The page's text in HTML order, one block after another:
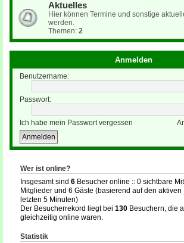
Aktuelles
Hier können Termine und sonstige
werden.
Themen: 2
Anmelden
Benutzername:
Passwort:
Ich habe mein Passwort vergessen
Wer ist online?
Insgesamt sind 6 Besucher online :: 0 sichtbare
Mitglieder und 6 Gäste (basierend auf den
letzten 5 Minuten)
Der Besucherrekord liegt bei 130 Besuchern, die
gleichzeitig online waren.
Statistik